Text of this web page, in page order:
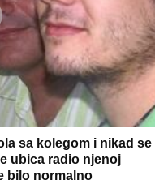
sa kolegom i nikad se
ubica radio njenoj
bilo normalno